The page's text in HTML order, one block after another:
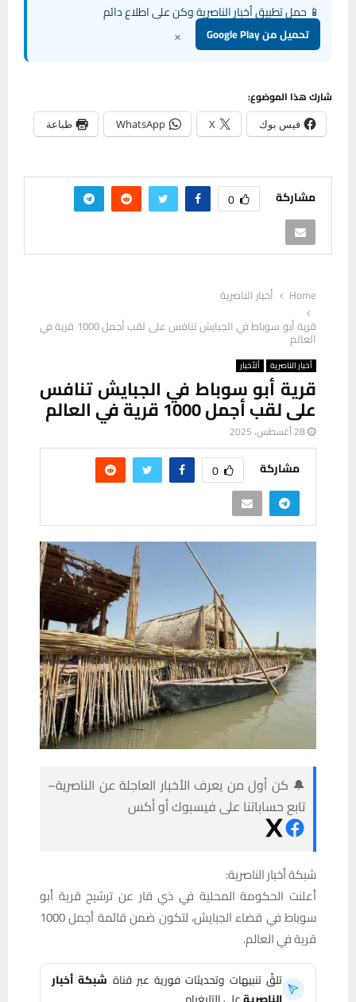
📱 حمل تطبيق أخبار الناصرية وكن على اطلاع دائم
تحميل من Google Play ×
شارك هذا الموضوع:
فيس بوك X
WhatsApp طباعة
مشاركة 0
Home
أخبار الناصرية
قرية أبو سوباط في الجبايش تنافس على لقب أجمل 1000 قرية في
العالم
أخبار الناصرية ألأخبار
قرية أبو سوباط في الجبايش تنافس
على لقب أجمل 1000 قرية في العالم
28 أغسطس، 2025
مشاركة 0
🔔 كن أول من يعرف الأخبار العاجلة عن الناصرية–
تابع حساباتنا على فيسبوك أو أكس
شبكة أخبار الناصرية:
أعلنت الحكومة المحلية في ذي قار عن ترشيح قرية أبو
سوباط في قضاء الجبايش، لتكون ضمن قائمة أجمل 1000
قرية في العالم.
تلقَّ تنبيهات وتحديثات فورية عبر قناة شبكة أخبار